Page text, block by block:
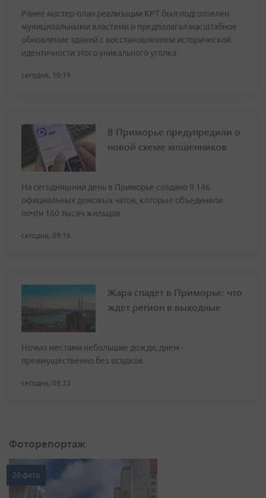
Ранее мастер-план реализации КРТ был подготовлен
муниципальными властями и предполагал масштабное
обновление зданий с восстановлением исторической
идентичности этого уникального уголка
сегодня, 10:19
В Приморье предупредили о
новой схеме мошенников
На сегодняшний день в Приморье создано 9 146
официальных домовых чатов, которые объединили
почти 160 тысяч жильцов
сегодня, 09:16
Жара спадет в Приморье: что
ждет регион в выходные
Ночью местами небольшие дожди, днем -
преимущественно без осадков
сегодня, 08:33
Фоторепортаж
20 фото